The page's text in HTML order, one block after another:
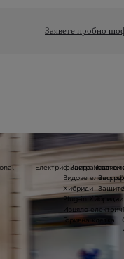
Заявете пробно
Застраховане
Електрифицирани
Видове
Хибриди
Plug-in Хибриди
Изцяло
Горивна клетка
Части и